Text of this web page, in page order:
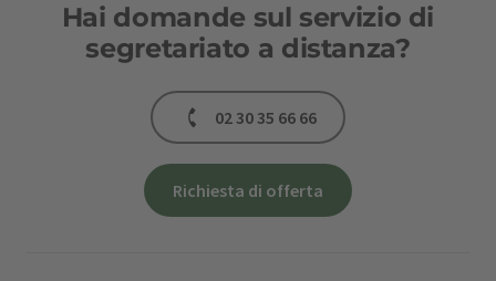
Hai domande sul servizio di
segretariato a distanza?
02 30 35 66 66
Richiesta di offerta